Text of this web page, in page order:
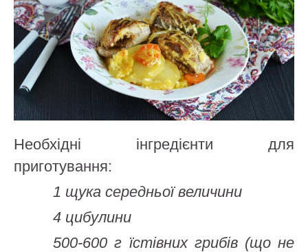
Необхідні інгредієнти для
приготування:
1 щука середньої величини
4 цибулини
500-600 г їстівних грибів (що не